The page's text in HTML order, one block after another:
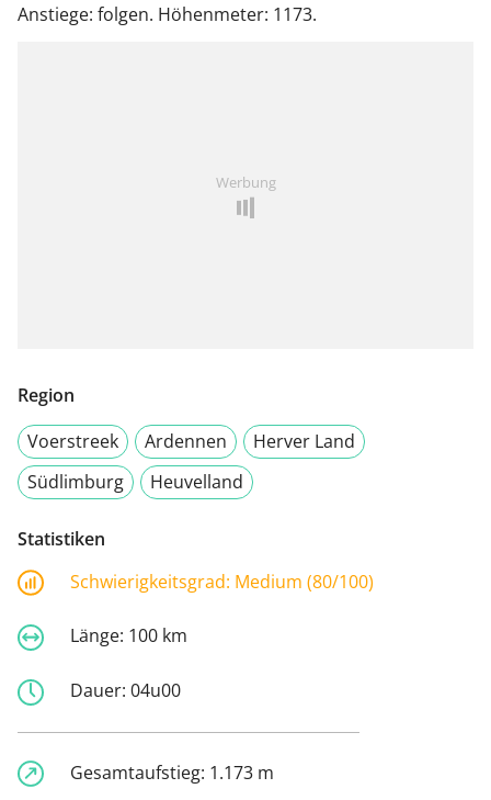
Anstiege: folgen. Höhenmeter: 1173.
Werbung
Region
Voerstreek
Ardennen
Herver Land
Südlimburg
Heuvelland
Statistiken
Schwierigkeitsgrad: Medium (80/100)
Länge: 100 km
Dauer: 04u00
Gesamtaufstieg: 1.173 m